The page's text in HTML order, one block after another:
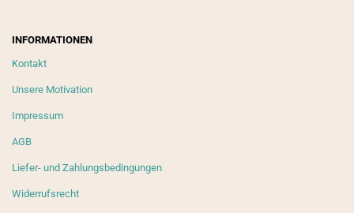
INFORMATIONEN
Kontakt
Unsere Motivation
Impressum
AGB
Liefer- und Zahlungsbedingungen
Widerrufsrecht